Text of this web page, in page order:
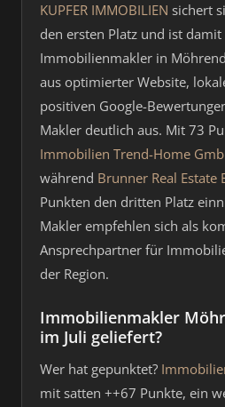
KUPFER IMMOBILIEN sichert
den ersten Platz und ist
Immobilienmakler in
aus optimierter Website,
positiven Google-
Makler deutlich aus. Mit 73
Immobilien Trend-Home
während Brunner Real Estate
Punkten den dritten Platz
Makler empfehlen sich als
Ansprechpartner für
der Region.
Immobilienmakler
im Juli geliefert?
Wer hat gepunktet?
mit satten ++67 Punkte, ein